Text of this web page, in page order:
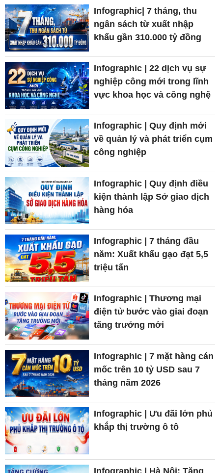
Infographic| 7 tháng, thu
ngân sách từ xuất nhập
khẩu gần 310.000 tỷ đồng
Infographic | 22 dịch vụ sự
nghiệp công mới trong lĩnh
vực khoa học và công nghệ
Infographic | Quy định mới
về quản lý và phát triển cụm
công nghiệp
Infographic | Quy định điều
kiện thành lập Sở giao dịch
hàng hóa
Infographic | 7 tháng đầu
năm: Xuất khẩu gạo đạt 5,5
triệu tấn
Infographic | Thương mại
điện tử bước vào giai đoạn
tăng trưởng mới
Infographic | 7 mặt hàng cán
mốc trên 10 tỷ USD sau 7
tháng năm 2026
Infographic | Ưu đãi lớn phủ
khắp thị trường ô tô